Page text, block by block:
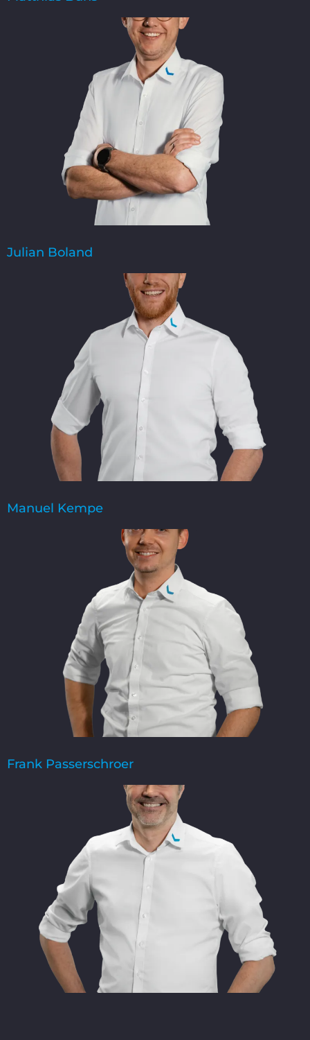
Julian Boland
Manuel Kempe
Frank Passerschroer